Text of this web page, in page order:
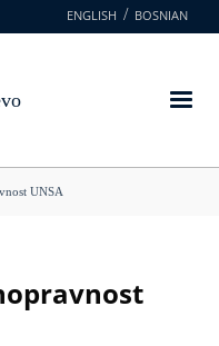
ENGLISH BOSNIAN
UNSA